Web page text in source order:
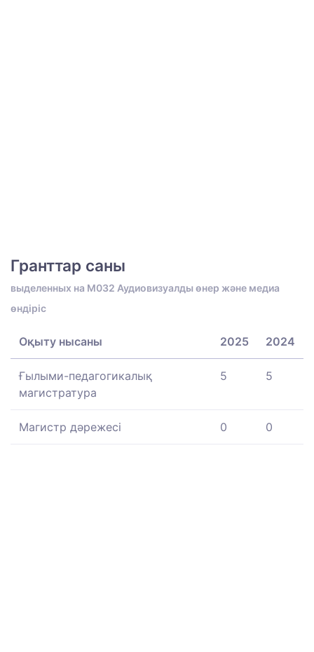
Гранттар саны
выделенных на M032 Аудиовизуалды өнер және медиа
өндіріс
Оқыту нысаны 2025 2024
Ғылыми-педагогикалық
магистратура
5 5
Магистр дәрежесі 0 0